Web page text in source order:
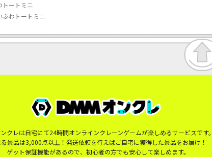
トートミニ
ふわトートミニ
クレは自宅にて24時間オンラインクレーンゲームが楽しめるサービスです
景品は3,000点以上！発送依頼を行えばご自宅に獲得した景品をお届け！
ゲット保証機能があるので、初心者の方でも安心して楽しめます。